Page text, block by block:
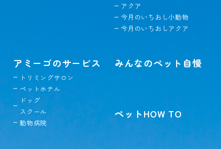
アクア
今月のいちおし小動物
今月のいちおしアクア
アミーゴのサービス
トリミングサロン
ペットホテル
ドッグ
スクール
動物病院
みんなのペット自慢
ペットHOW TO